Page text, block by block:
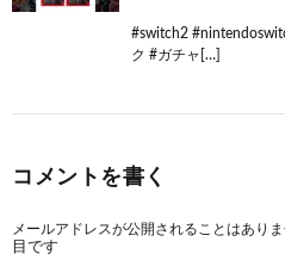
#switch2
ク #ガチャ[…]
コメントを書く
メールアドレスが公開されることはありま
目です